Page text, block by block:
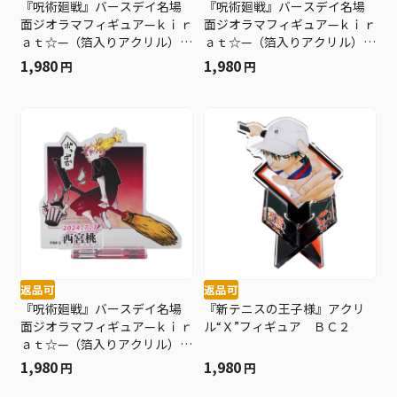
『呪術廻戦』バースデイ名場
面ジオラマフィギュア—ｋｉｒ
ａｔ☆—（箔入りアクリル）
東堂葵 ＢＤ３
1,980 円
『呪術廻戦』バースデイ名場
面ジオラマフィギュア—ｋｉｒ
ａｔ☆—（箔入りアクリル）
七海建人 ＢＤ３
1,980 円
返品可
『呪術廻戦』バースデイ名場
面ジオラマフィギュア—ｋｉｒ
ａｔ☆—（箔入りアクリル）
西宮桃 ＢＤ３
1,980 円
返品可
『新テニスの王子様』アクリ
ル“Ｘ”フィギュア ＢＣ２
1,980 円